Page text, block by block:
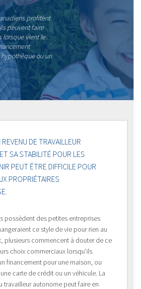
profitent
peuvent faire
lorsque vient le
ou un
DE TRAVAILLEUR
SA STABILITÉ POUR LES
PEUT ÊTRE DIFFICILE POUR
PROPRIÉTAIRES
possèdent des petites entreprises
ce style de vie pour rien au
plusieurs commencent à douter de ce
choix commerciaux lorsqu’ils
financement pour une maison, ou
carte de crédit ou un véhicule. La
travailleur autonome peut faire en